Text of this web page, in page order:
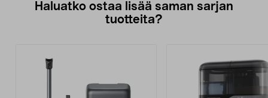
Haluatko ostaa lisää saman sarjan
tuotteita?